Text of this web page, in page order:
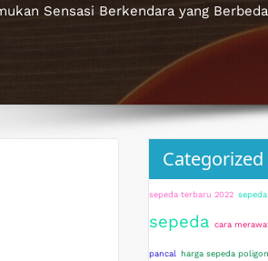
Sensasi Berkendara yang
Categorized
sepeda terbaru 2022
sepeda cara
pancal harga sepeda poligon